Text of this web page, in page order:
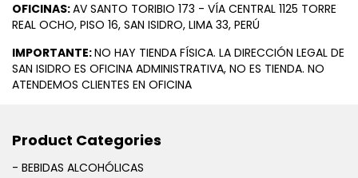
OFICINAS:AV SANTO TORIBIO 173 - VÍA CENTRAL 1125 TORRE
REAL OCHO, PISO 16, SAN ISIDRO, LIMA 33, PERÚ
IMPORTANTE:NO HAY TIENDA FÍSICA. LA DIRECCIÓN LEGAL DE
SAN ISIDRO ES OFICINA ADMINISTRATIVA, NO ES TIENDA. NO
ATENDEMOS CLIENTES EN OFICINA
Product Categories
- BEBIDAS ALCOHÓLICAS